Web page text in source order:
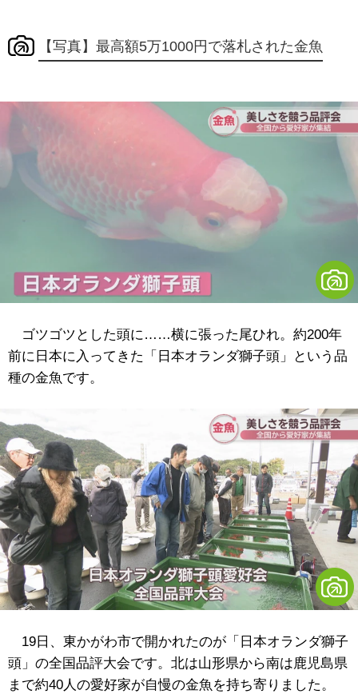
【写真】最高額5万1000円で落札された金魚
ゴツゴツとした頭に……横に張った尾ひれ。約200年
前に日本に入ってきた「日本オランダ獅子頭」という品
種の金魚です。
19日、東かがわ市で開かれたのが「日本オランダ獅子
頭」の全国品評大会です。北は山形県から南は鹿児島県
まで約40人の愛好家が自慢の金魚を持ち寄りました。